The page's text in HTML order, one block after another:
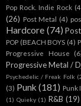
Pop Rock. Indie Rock
(26) Post Metal (4)
Hardcore (74)
POP (BEACH BOYS (4)
Progressive House
Progressive Metal /
Psychedelic / Freak Folk
(3) Punk (181) Punk
(1) Quieky (1) R&B (19)